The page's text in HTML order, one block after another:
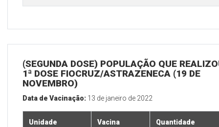
(SEGUNDA DOSE) POPULAÇÃO QUE
1ª DOSE FIOCRUZ/ASTRAZENECA (19 DE
NOVEMBRO)
Data de Vacinação: 13 de janeiro de 2022
Unidade Vacina Quantidade